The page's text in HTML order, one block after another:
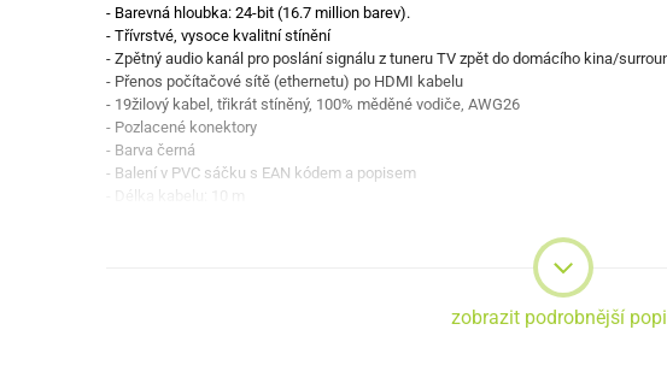
- Barevná hloubka: 24-bit (16.7 million barev).
- Třívrstvé, vysoce kvalitní stínění
- Zpětný audio kanál pro poslání signálu z tuneru TV zpět do domácího kina/
- Přenos počítačové sítě (ethernetu) po HDMI kabelu
- 19žilový kabel, třikrát stíněný, 100% měděné vodiče, AWG26
- Pozlacené konektory
- Barva černá
- Balení v PVC sáčku s EAN kódem a popisem
- Délka kabelu: 10 m
zobrazit podrobnější